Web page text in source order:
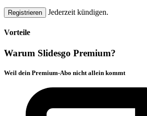
Registrieren Jederzeit kündigen.
Vorteile
Warum Slidesgo Premium?
Weil dein Premium-Abo nicht allein kommt